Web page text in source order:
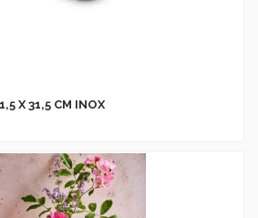
X 31,5 CM INOX